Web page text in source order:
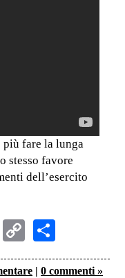
fare la lunga
stesso favore
dell’esercito
WhatsApp
Copy
Link
| 0 commenti »